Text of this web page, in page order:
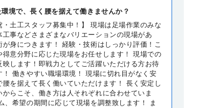
境で、長く腰を据えて働きませんか？
・土工スタッフ募集中！】 現場は足場作業のみな
工事などさまざまなバリエーションの現場があ
が身につきます！ 経験・技術はしっかり評価！こ
得意分野に応じた現場をお任せします！ 現場での
映します！即戦力としてご活躍いただける方お待
！ 働きやすい職場環境！ 現場に切れ目がなく安
腰を据えて長く働いていただけます！ 長く安定し
からこそ、働き方は人それぞれに合わせていま
、希望の期間に応じて現場を調整致します！ ま